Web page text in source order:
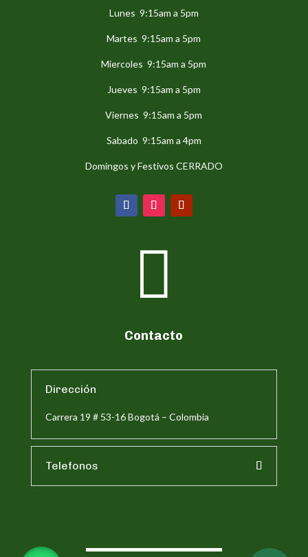
Lunes 9:15am a 5pm
Martes 9:15am a 5pm
Miercoles 9:15am a 5pm
Jueves 9:15am a 5pm
Viernes 9:15am a 5pm
Sabado 9:15am a 4pm
Domingos y Festivos CERRADO

Contacto
Dirección
Carrera 19 # 53-16 Bogotá – Colombia
Telefonos